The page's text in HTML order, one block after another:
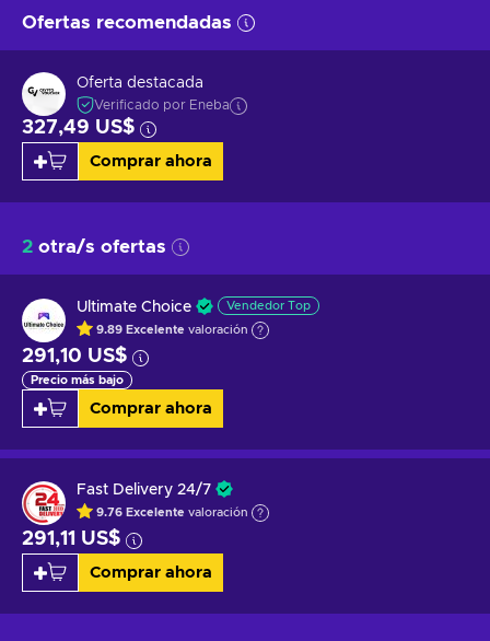
Ofertas recomendadas
Oferta destacada
Verificado por Eneba
327,49 US$
Comprar ahora
2 otra/s ofertas
Ultimate Choice Vendedor Top
9.89 Excelente valoración
291,10 US$
Precio más bajo
Comprar ahora
Fast Delivery 24/7
9.76 Excelente valoración
291,11 US$
Comprar ahora